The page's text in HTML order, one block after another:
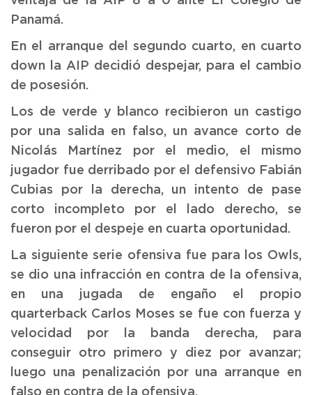
Panamá.
En el arranque del segundo cuarto, en cuarto
down la AIP decidió despejar, para el cambio
de posesión.
Los de verde y blanco recibieron un castigo
por una salida en falso, un avance corto de
Nicolás Martínez por el medio, el mismo
jugador fue derribado por el defensivo Fabián
Cubias por la derecha, un intento de pase
corto incompleto por el lado derecho, se
fueron por el despeje en cuarta oportunidad.
La siguiente serie ofensiva fue para los Owls,
se dio una infracción en contra de la ofensiva,
en una jugada de engaño el propio
quarterback Carlos Moses se fue con fuerza y
velocidad por la banda derecha, para
conseguir otro primero y diez por avanzar;
luego una penalización por una arranque en
falso en contra de la ofensiva.